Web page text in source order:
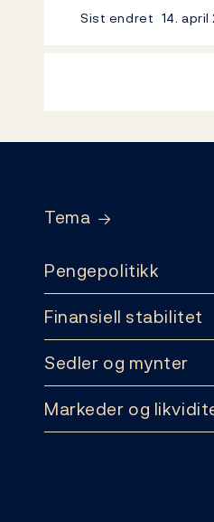
Sist endret 14.
Tema
Pengepolitikk
Finansiell stabilitet
Sedler og mynter
Markeder og